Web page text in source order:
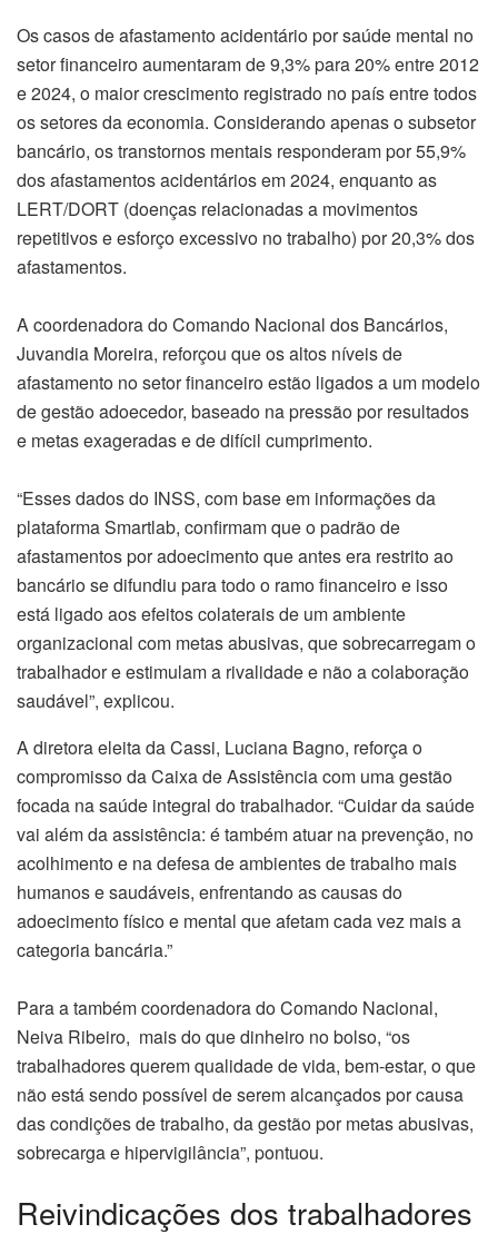
Os casos de afastamento acidentário por saúde mental no
setor financeiro aumentaram de 9,3% para 20% entre 2012
e 2024, o maior crescimento registrado no país entre todos
os setores da economia. Considerando apenas o subsetor
bancário, os transtornos mentais responderam por 55,9%
dos afastamentos acidentários em 2024, enquanto as
LERT/DORT (doenças relacionadas a movimentos
repetitivos e esforço excessivo no trabalho) por 20,3% dos
afastamentos.
A coordenadora do Comando Nacional dos Bancários,
Juvandia Moreira, reforçou que os altos níveis de
afastamento no setor financeiro estão ligados a um modelo
de gestão adoecedor, baseado na pressão por resultados
e metas exageradas e de difícil cumprimento.
“Esses dados do INSS, com base em informações da
plataforma Smartlab, confirmam que o padrão de
afastamentos por adoecimento que antes era restrito ao
bancário se difundiu para todo o ramo financeiro e isso
está ligado aos efeitos colaterais de um ambiente
organizacional com metas abusivas, que sobrecarregam o
trabalhador e estimulam a rivalidade e não a colaboração
saudável”, explicou.
A diretora eleita da Cassi, Luciana Bagno, reforça o
compromisso da Caixa de Assistência com uma gestão
focada na saúde integral do trabalhador. “Cuidar da saúde
vai além da assistência: é também atuar na prevenção, no
acolhimento e na defesa de ambientes de trabalho mais
humanos e saudáveis, enfrentando as causas do
adoecimento físico e mental que afetam cada vez mais a
categoria bancária.”
Para a também coordenadora do Comando Nacional,
Neiva Ribeiro, mais do que dinheiro no bolso, “os
trabalhadores querem qualidade de vida, bem-estar, o que
não está sendo possível de serem alcançados por causa
das condições de trabalho, da gestão por metas abusivas,
sobrecarga e hipervigilância”, pontuou.
Reivindicações dos trabalhadores